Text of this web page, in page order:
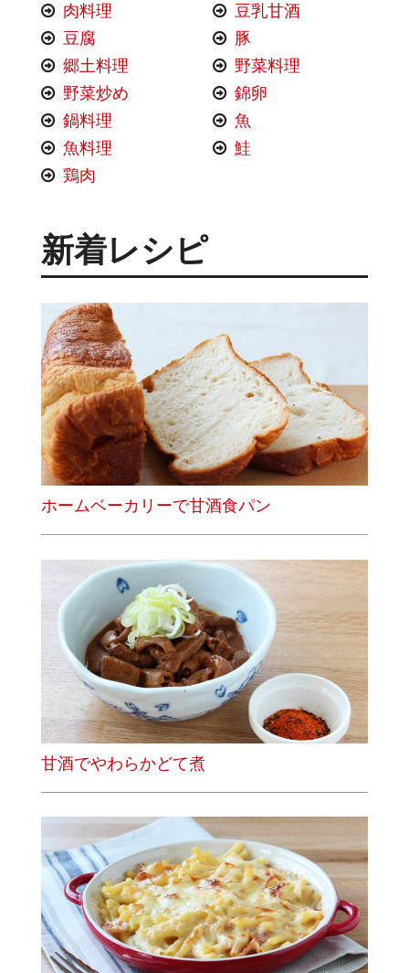
肉料理
豆乳甘酒
豆腐
豚
郷土料理
野菜料理
野菜炒め
錦卵
鍋料理
魚
魚料理
鮭
鶏肉
新着レシピ
ホームベーカリーで甘酒食パン
甘酒でやわらかどて煮